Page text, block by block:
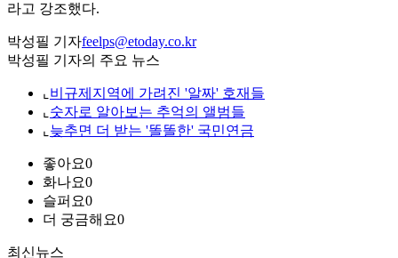
라고 강조했다.
박성필 기자feelps@etoday.co.kr
박성필 기자의 주요 뉴스
⌞ 비규제지역에 가려진 '알짜' 호재들
⌞ 숫자로 알아보는 추억의 앨범들
⌞ 늦추면 더 받는 '똘똘한' 국민연금
좋아요0
화나요0
슬퍼요0
더 궁금해요0
최신뉴스